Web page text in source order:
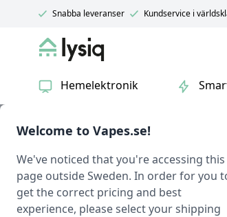
Welcome to Vapes.se!
We've noticed that you're accessing this
page outside Sweden. In order for you
get the correct pricing and best
experience, please select your shipping
Snabba leveranser Kundservice i
Lysiq
Hemelektronik
Hem/Belysning/ Pannlampor
PANNLAMPOR
Belysning